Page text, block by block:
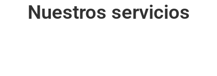
Nuestros servicios